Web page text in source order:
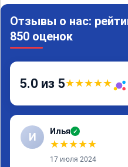
Отзывы о нас:
850 оценок
5.0 из 5★★★★★
И Илья ✓
★★★★★
17 июля 2024